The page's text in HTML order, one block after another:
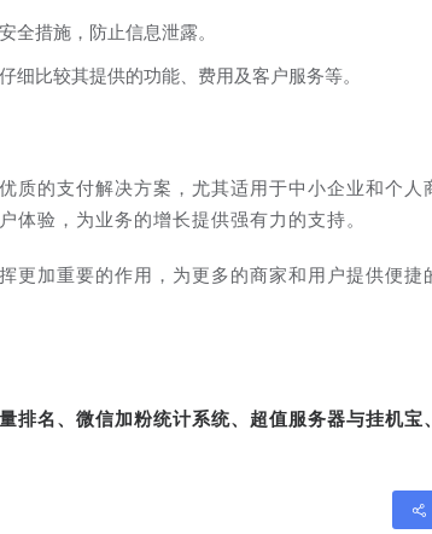
全措施，防止信息泄露。
细比较其提供的功能、费用及客户服务等。
质的支付解决方案，尤其适用于中小企业和个人
体验，为业务的增长提供强有力的支持。
更加重要的作用，为更多的商家和用户提供便捷
排名、微信加粉统计系统、超值服务器与挂机宝